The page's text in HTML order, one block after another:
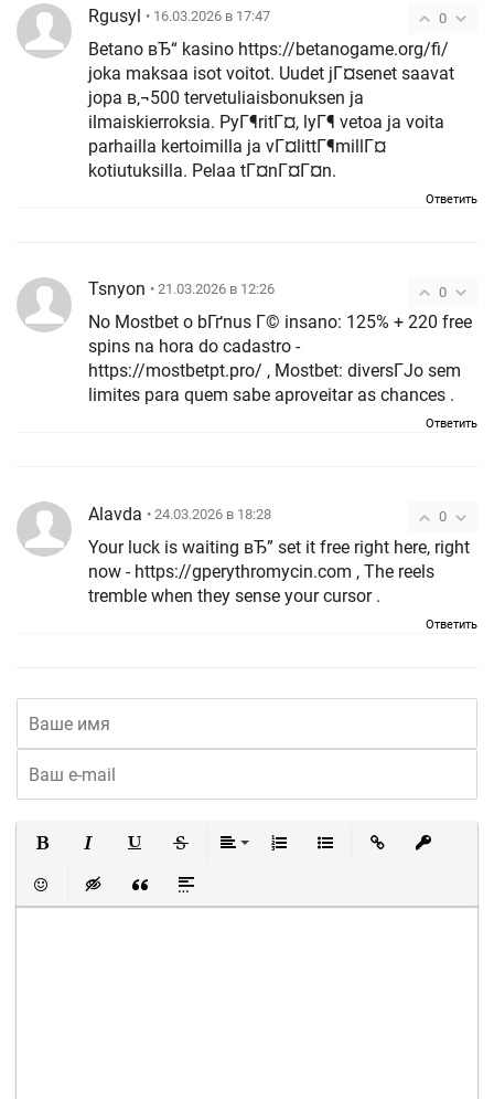
0
Rgusyl • 16.03.2026 в 17:47
Betano вЂ“ kasino https://betanogame.org/fi/
joka maksaa isot voitot. Uudet jГ¤senet saavat
jopa в‚¬500 tervetuliaisbonuksen ja
ilmaiskierroksia. PyГ¶ritГ¤, lyГ¶ vetoa ja voita
parhailla kertoimilla ja vГ¤littГ¶millГ¤
kotiutuksilla. Pelaa tГ¤nГ¤Г¤n.
Ответить
0
Tsnyon • 21.03.2026 в 12:26
No Mostbet o bГґnus Г© insano: 125% + 220 free
spins na hora do cadastro -
https://mostbetpt.pro/ , Mostbet: diversГЈo sem
limites para quem sabe aproveitar as chances .
Ответить
0
Alavda • 24.03.2026 в 18:28
Your luck is waiting вЂ” set it free right here, right
now - https://gperythromycin.com , The reels
tremble when they sense your cursor .
Ответить
Вставить смайлик
Вставка скрытого текста
Вставка цитаты
Вставка спойлера